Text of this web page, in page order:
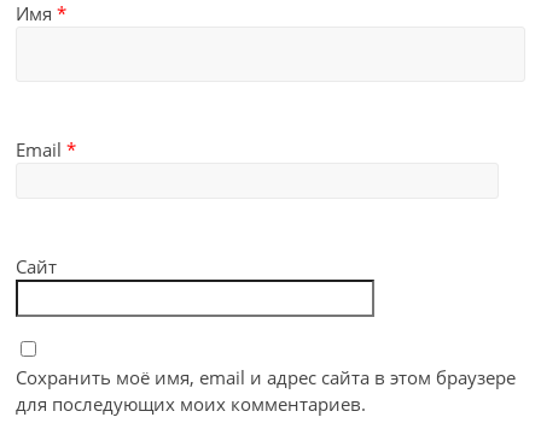
Имя*
Email*
Сайт
Сохранить моё имя, email и адрес сайта в этом браузере
для последующих моих комментариев.